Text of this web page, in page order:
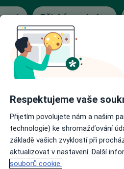
Dětský psycholog
Hrtoň
názorů
Mapa
1 200 Kč
Respektujeme vaše
Přijetím povolujete nám a našim
technologie) ke shromažďování
základě vašich zvyklostí při
aktualizovat v nastavení. Další
souborů cookie.